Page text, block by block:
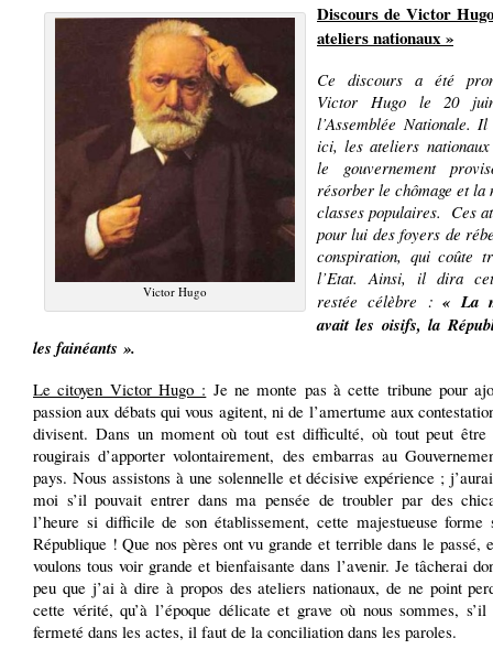
Victor Hugo
Discours de Victor
ateliers nationaux »
Ce discours a été
Victor Hugo le 20
l’Assemblée Nationale. Il
ici, les ateliers
le gouvernement
résorber le chômage et la
classes populaires. Ces
pour lui des foyers de
conspiration, qui coûte
l’Etat. Ainsi, il dira
restée célèbre : « La
avait les oisifs, la
les fainéants ».
Le citoyen Victor Hugo : Je ne monte pas à cette tribune pour
passion aux débats qui vous agitent, ni de l’amertume aux
divisent. Dans un moment où tout est difficulté, où tout peut être
rougirais d’apporter volontairement, des embarras au
pays. Nous assistons à une solennelle et décisive expérience ;
moi s’il pouvait entrer dans ma pensée de troubler par des
l’heure si difficile de son établissement, cette majestueuse forme
République ! Que nos pères ont vu grande et terrible dans le passé,
voulons tous voir grande et bienfaisante dans l’avenir. Je tâcherai
peu que j’ai à dire à propos des ateliers nationaux, de ne point
cette vérité, qu’à l’époque délicate et grave où nous sommes,
fermeté dans les actes, il faut de la conciliation dans les paroles.